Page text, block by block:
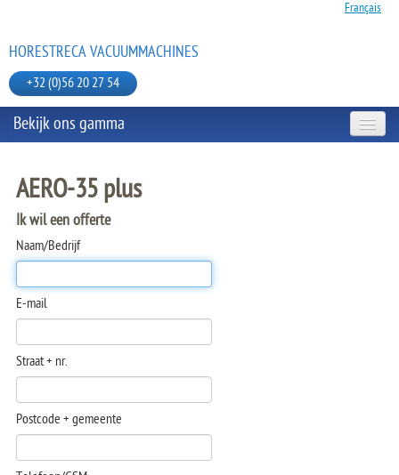
Français
HORESTRECA VACUUMMACHINES
+32 (0)56 20 27 54
Bekijk ons gamma
MOBIELE MODELLEN
AERO-35 plus
Ik wil een offerte
Naam/Bedrijf
E-mail
Straat + nr.
Postcode + gemeente